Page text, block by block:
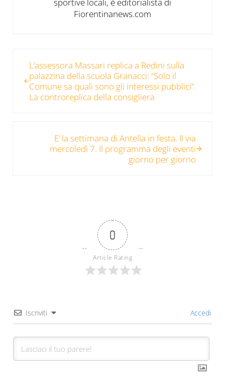
Fiorentinanews.com
L’assessora Massari replica a Redini sulla
palazzina della scuola Granacci: “Solo il
Comune sa quali sono gli interessi pubblici”.
La controreplica della consigliera
E’ la settimana di Antella in festa. Il via
mercoledì 7. Il programma degli eventi
giorno per giorno
0
Article Rating
Iscriviti Accedi